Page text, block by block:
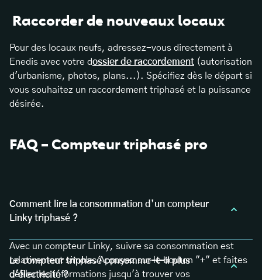
Raccorder de nouveaux locaux
Pour des locaux neufs, adressez-vous directement à
Enedis avec votre dossier de raccordement (autorisation
d'urbanisme, photos, plans...). Spécifiez dès le départ si
vous souhaitez un raccordement triphasé et la puissance
désirée.
FAQ – Compteur triphasé pro
Comment lire la consommation d’un compteur
Linky triphasé ?
Avec un compteur Linky, suivre sa consommation est
relativement simple. Appuyez sur le bouton "+" et faites
défiler les informations jusqu'à trouver vos
Le compteur triphasé consomme-t-il plus
d'électricité ?